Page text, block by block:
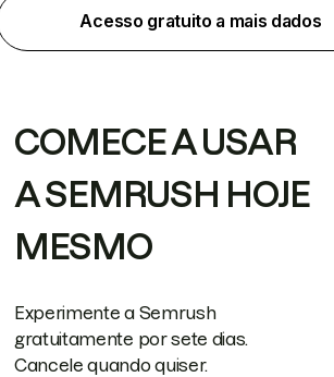
Acesso gratuito a mais dados
COMECE A USAR
A SEMRUSH HOJE
MESMO
Experimente a Semrush
gratuitamente por sete dias.
Cancele quando quiser.